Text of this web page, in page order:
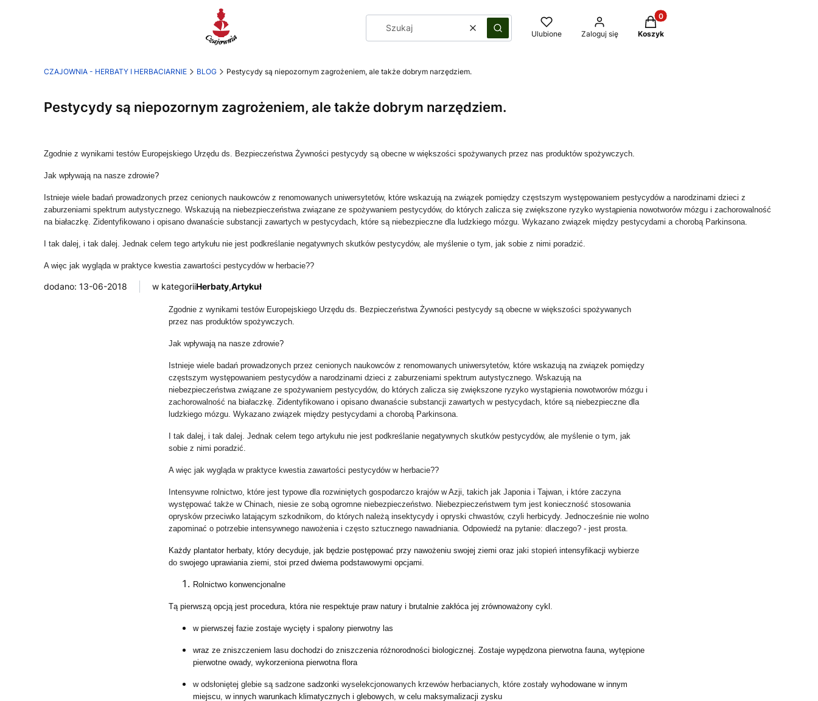
WyczyśćSzukaj Ulubione Zaloguj się
Produkty w koszyku: 0. Zobacz
Koszyk
CZAJOWNIA - HERBATY I HERBACIARNIE BLOG Pestycydy są niepozornym zagrożeniem, ale także dobrym narzędziem.
Pestycydy są niepozornym zagrożeniem, ale także dobrym narzędziem.
Zgodnie z wynikami testów Europejskiego Urzędu ds. Bezpieczeństwa Żywności pestycydy są obecne w większości spożywanych przez nas produktów spożywczych.
Jak wpływają na nasze zdrowie?
Istnieje wiele badań prowadzonych przez cenionych naukowców z renomowanych uniwersytetów, które wskazują na związek pomiędzy częstszym występowaniem pestycydów a narodzinami dzieci z
zaburzeniami spektrum autystycznego. Wskazują na niebezpieczeństwa związane ze spożywaniem pestycydów, do których zalicza się zwiększone ryzyko wystąpienia nowotworów mózgu i zachorowalność
na białaczkę. Zidentyfikowano i opisano dwanaście substancji zawartych w pestycydach, które są niebezpieczne dla ludzkiego mózgu. Wykazano związek między pestycydami a chorobą Parkinsona.
I tak dalej, i tak dalej. Jednak celem tego artykułu nie jest podkreślanie negatywnych skutków pestycydów, ale myślenie o tym, jak sobie z nimi poradzić.
A więc jak wygląda w praktyce kwestia zawartości pestycydów w herbacie??
dodano: 13-06-2018 w kategoriiHerbaty,Artykuł
Zgodnie z wynikami testów Europejskiego Urzędu ds. Bezpieczeństwa Żywności pestycydy są obecne w większości spożywanych
przez nas produktów spożywczych.
Jak wpływają na nasze zdrowie?
Istnieje wiele badań prowadzonych przez cenionych naukowców z renomowanych uniwersytetów, które wskazują na związek pomiędzy
częstszym występowaniem pestycydów a narodzinami dzieci z zaburzeniami spektrum autystycznego.Wskazują na
niebezpieczeństwa związane ze spożywaniem pestycydów, do których zalicza się zwiększone ryzyko wystąpienia nowotworów mózgu i
zachorowalność na białaczkę. Zidentyfikowano i opisano dwanaście substancji zawartych w pestycydach, które są niebezpieczne dla
ludzkiego mózgu. Wykazano związek między pestycydami a chorobą Parkinsona.
I tak dalej, i tak dalej. Jednak celem tego artykułu nie jest podkreślanie negatywnych skutków pestycydów, ale myślenie o tym, jak
sobie z nimi poradzić.
A więc jak wygląda w praktyce kwestia zawartości pestycydów w herbacie??
Intensywne rolnictwo, które jest typowe dla rozwiniętych gospodarczo krajów w Azji, takich jak Japonia i Tajwan, i które zaczyna
występować także w Chinach, niesie ze sobą ogromne niebezpieczeństwo. Niebezpieczeństwem tym jest konieczność stosowania
oprysków przeciwko latającym szkodnikom, do których należą insektycydy i opryski chwastów, czyli herbicydy. Jednocześnie nie wolno
zapominać o potrzebie intensywnego nawożenia i często sztucznego nawadniania. Odpowiedź na pytanie: dlaczego? - jest prosta.
Każdy plantator herbaty, który decyduje, jak będzie postępować przy nawożeniu swojej ziemi oraz jaki stopieńintensyfikacjiwybierze
doswojego uprawiania ziemi, stoi przed dwiema podstawowymi opcjami.
Rolnictwo konwencjonalne
Tą pierwszą opcją jest procedura, która nie respektuje praw natury i brutalnie zakłóca jej zrównoważony cykl .
w pierwszej fazie zostaje wycięty i spalony pierwotny las
wraz ze zniszczeniem lasu dochodzi do zniszczenia różnorodności biologicznej.Zostaje wypędzona pierwotna fauna, wytępione
pierwotne owady, wykorzeniona pierwotna flora
w odsłoniętej glebie są sadzonesadzonkiwyselekcjonowanych krzewów herbacianych, które zostały wyhodowane w innym
miejscu,w innych warunkach klimatycznych i glebowych, w celu maksymalizacji zysku